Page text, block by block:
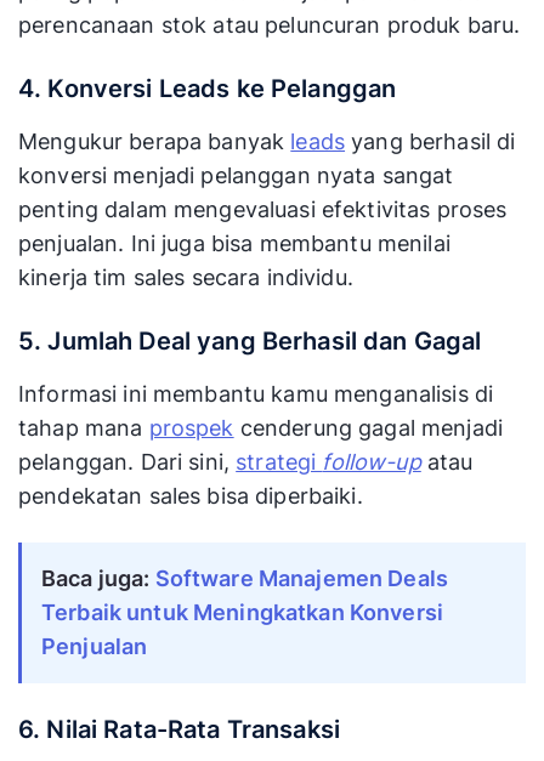
perencanaan stok atau peluncuran produk baru.
4. Konversi Leads ke Pelanggan
Mengukur berapa banyak leads yang berhasil di
konversi menjadi pelanggan nyata sangat
penting dalam mengevaluasi efektivitas proses
penjualan. Ini juga bisa membantu menilai
kinerja tim sales secara individu.
5. Jumlah Deal yang Berhasil dan Gagal
Informasi ini membantu kamu menganalisis di
tahap mana prospek cenderung gagal menjadi
pelanggan. Dari sini, strategi follow-upatau
pendekatan sales bisa diperbaiki.
Baca juga: Software Manajemen Deals
Terbaik untuk Meningkatkan Konversi
Penjualan
6. Nilai Rata-Rata Transaksi